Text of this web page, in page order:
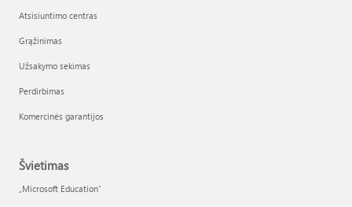
Atsisiuntimo centras
Grąžinimas
Užsakymo sekimas
Perdirbimas
Komercinės garantijos
Švietimas
„Microsoft Education“